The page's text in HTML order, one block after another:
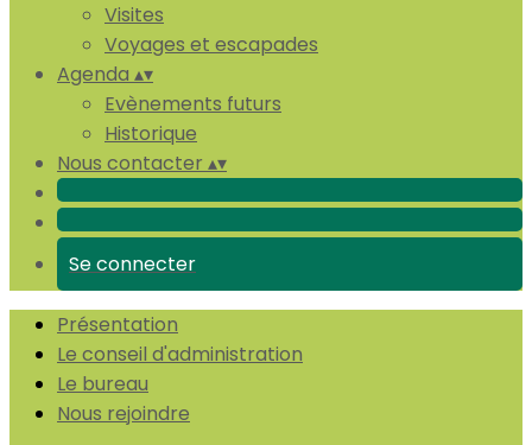
Visites
Voyages et escapades
Agenda ▴▾
Evènements futurs
Historique
Nous contacter ▴▾
Se connecter
Présentation
Le conseil d'administration
Le bureau
Nous rejoindre